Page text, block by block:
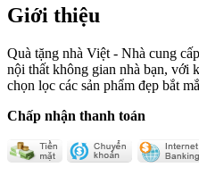
Giới thiệu
Quà tặng nhà Việt - Nhà cung
nội thất không gian nhà bạn, với
chọn lọc các sản phẩm đẹp bắt
Chấp nhận thanh toán